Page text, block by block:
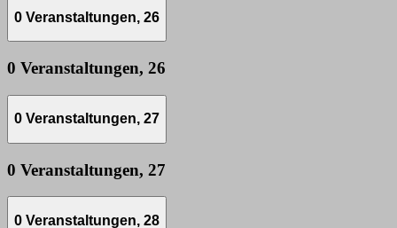
0 Veranstaltungen, 26
0 Veranstaltungen, 26
0 Veranstaltungen, 27
0 Veranstaltungen, 27
0 Veranstaltungen, 28